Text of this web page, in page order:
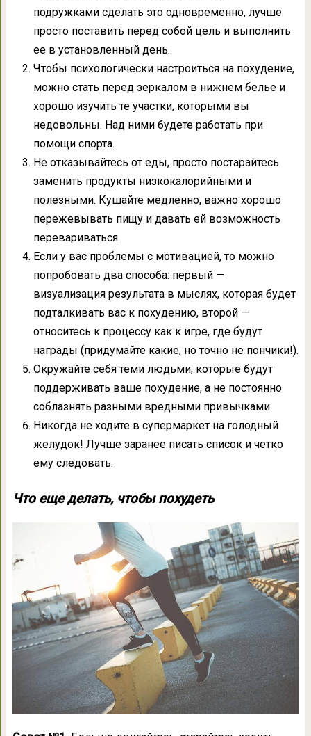
подружками сделать это одновременно, лучше
просто поставить перед собой цель и выполнить
ее в установленный день.
Чтобы психологически настроиться на похудение,
можно стать перед зеркалом в нижнем белье и
хорошо изучить те участки, которыми вы
недовольны. Над ними будете работать при
помощи спорта.
Не отказывайтесь от еды, просто постарайтесь
заменить продукты низкокалорийными и
полезными. Кушайте медленно, важно хорошо
пережевывать пищу и давать ей возможность
перевариваться.
Если у вас проблемы с мотивацией, то можно
попробовать два способа: первый —
визуализация результата в мыслях, которая будет
подталкивать вас к похудению, второй —
относитесь к процессу как к игре, где будут
награды (придумайте какие, но точно не пончики!).
Окружайте себя теми людьми, которые будут
поддерживать ваше похудение, а не постоянно
соблазнять разными вредными привычками.
Никогда не ходите в супермаркет на голодный
желудок! Лучше заранее писать список и четко
ему следовать.
Что еще делать, чтобы похудеть